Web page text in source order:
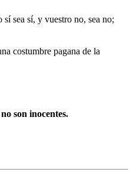
sea sí, y vuestro no, sea no;
costumbre pagana de la
son inocentes.